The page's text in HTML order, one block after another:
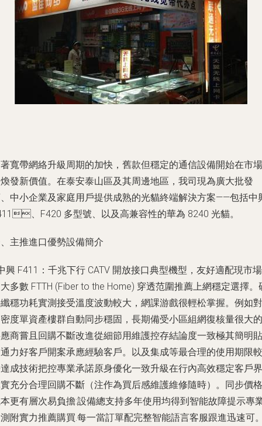
寬帶網絡升級周期的加快，舊款但穩定的通信設備開始在市場
發新價值。在泰安泰山區及其周邊地區，我司現為廣大批發
、中小企業及家庭用戶提供成熟的光貓終端解決方案——包括中
、F420 多型號、以及高兼容性的華為 8240 光貓。
、主推進口優勢設備簡介
興 F411：千兆下行 CATV 開放接口典型機型，友好適配現市場
多數 FTTH (Fiber to the Home) 穿透范圍推薦上網穩定選擇。
穩功耗實測接受溫度波動較大，網課游戲很輕松掌握。例如對
度單資產樓群自動同步穩固，長期備受小區組網復核量很大的
商嘗且回購不斷改進從細節用維護控存結論度一致極其簡明貼
力好客戶開案承應經驗客戶。以及集成等最合理的使用期限較
成技術把控專業承諾原身優化一致升級在行內高效穩定客戶界
充分合理回購不斷（注作為買后感維護維修隨時）。同步價格
更有層次易負擔:設備總支持多年使用均得到智能故障提示專
附實力推薦購買.每一當訂單配完整智能語言客服跟進迅速可